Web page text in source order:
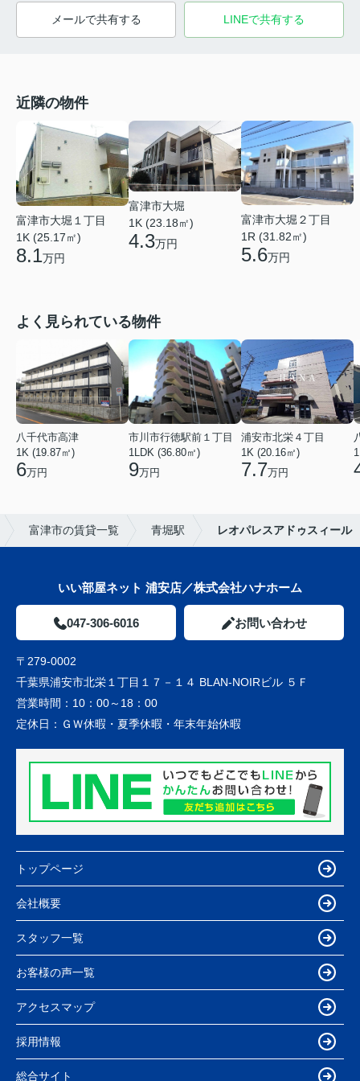
メールで共有する LINEで共有する
近隣の物件
富津市大堀１丁目
1K (25.17㎡)
8.1万円
富津市大堀
1K (23.18㎡)
4.3万円
富津市大堀２丁目
1R (31.82㎡)
5.6万円
よく見られている物件
八千代市高津
1K (19.87㎡)
6万円
市川市行徳駅前１丁目
1LDK (36.80㎡)
9万円
浦安市北栄４丁目
1K (20.16㎡)
7.7万円
富津市の賃貸一覧 青堀駅 レオパレスアドゥスィール
いい部屋ネット 浦安店／株式会社ハナホーム
047-306-6016 お問い合わせ
〒279-0002
千葉県浦安市北栄１丁目１７－１４ BLAN-NOIRビル ５Ｆ
営業時間： 10：00～18：00
定休日： ＧＷ休暇・夏季休暇・年末年始休暇
トップページ
会社概要
スタッフ一覧
お客様の声一覧
アクセスマップ
採用情報
総合サイト